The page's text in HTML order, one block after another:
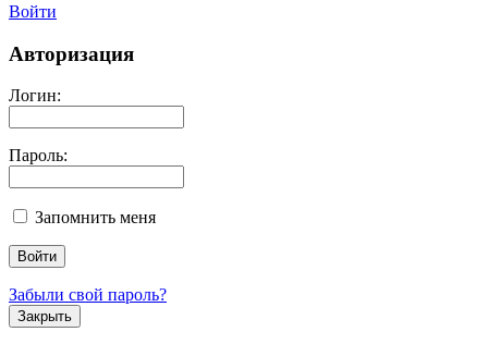
Войти
Авторизация
Логин:
Пароль:
Запомнить меня
Забыли свой пароль?
Закрыть